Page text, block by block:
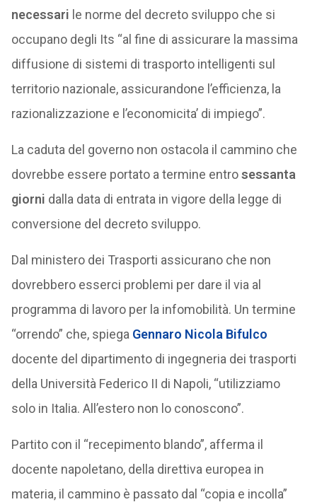
necessari le norme del decreto sviluppo che si
occupano degli Its “al fine di assicurare la massima
diffusione di sistemi di trasporto intelligenti sul
territorio nazionale, assicurandone l’efficienza, la
razionalizzazione e l’economicita’ di impiego”.
La caduta del governo non ostacola il cammino che
dovrebbe essere portato a termine entrosessanta
giorni dalla data di entrata in vigore della legge di
conversione del decreto sviluppo.
Dal ministero dei Trasporti assicurano che non
dovrebbero esserci problemi per dare il via al
programma di lavoro per la infomobilità. Un termine
“orrendo” che, spiega Gennaro Nicola Bifulco
docente del dipartimento di ingegneria dei trasporti
della Università Federico II di Napoli, “utilizziamo
solo in Italia. All’estero non lo conoscono”.
Partito con il “recepimento blando”, afferma il
docente napoletano, della direttiva europea in
materia, il cammino è passato dal “copia e incolla”